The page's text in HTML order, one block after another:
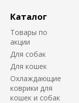
Каталог
Товары по
акции
Для собак
Для кошек
Охлаждающие
коврики для
кошек и собак